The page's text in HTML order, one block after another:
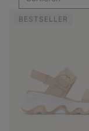
BESTSELLER